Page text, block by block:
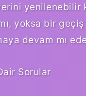
yenilenebilir
yoksa bir
devam mı
Sorular